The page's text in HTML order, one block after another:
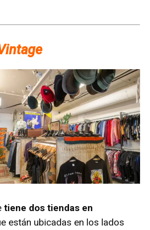
tiene dos tiendas en
están ubicadas en los lados